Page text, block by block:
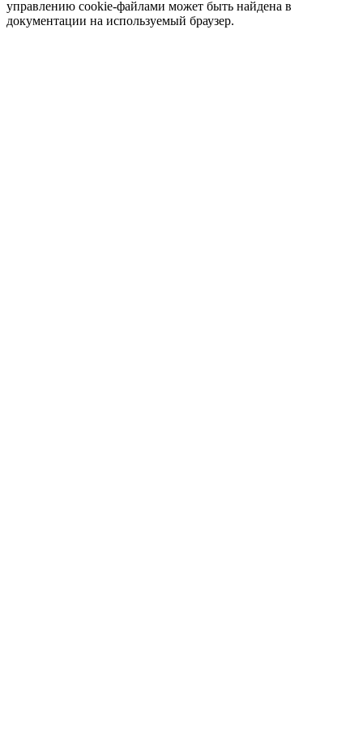
управлению cookie-файлами может быть найдена в
документации на используемый браузер.